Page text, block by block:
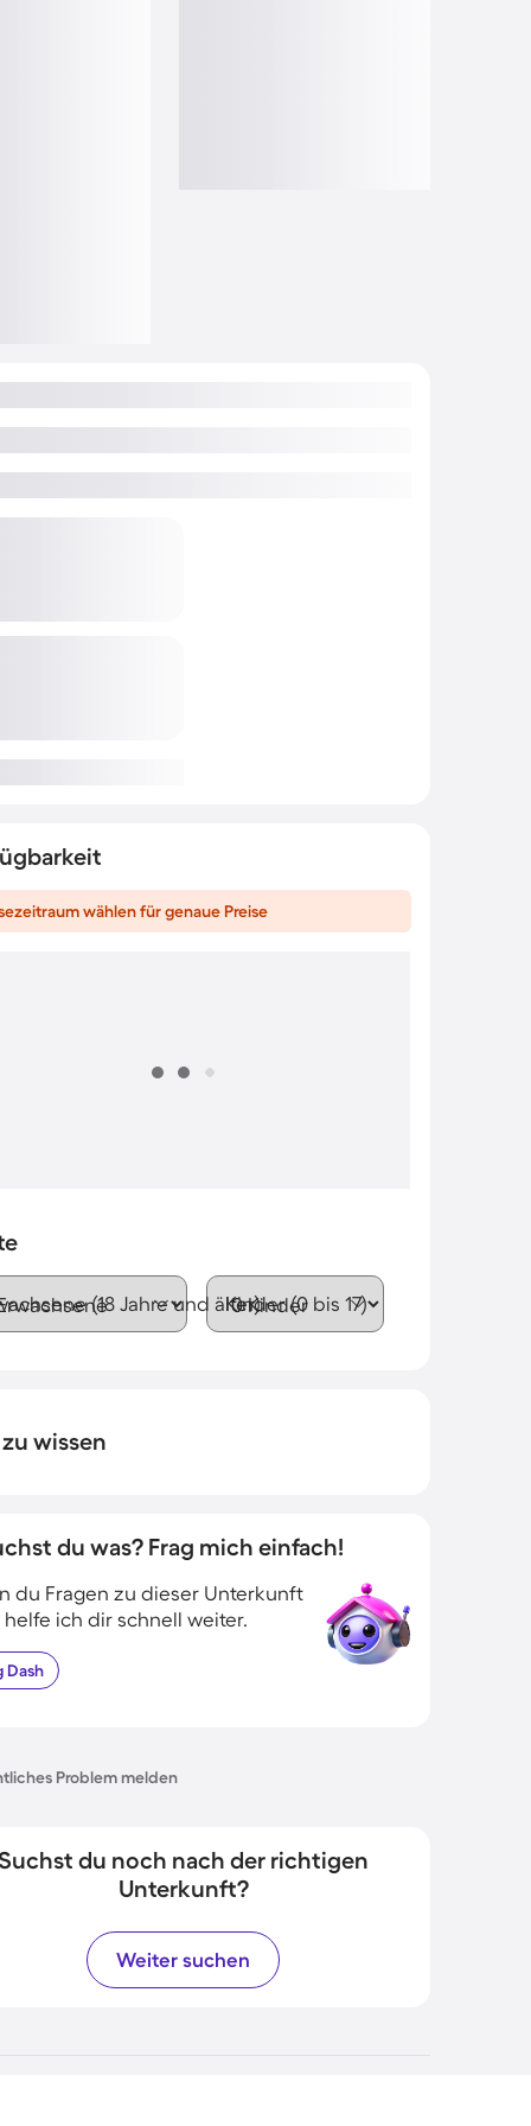
wählen für genaue Preise
(18 Jahre und älter)Kinder (0 bis 17)
wissen
du was? Frag mich einfach!
du Fragen zu dieser Unterkunft
helfe ich dir schnell weiter.
Dash
Problem melden
du noch nach der richtigen
Unterkunft?
Weiter suchen